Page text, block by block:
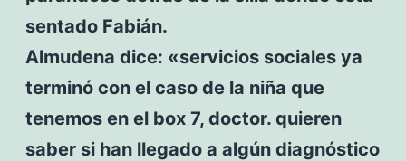
sentado Fabián.
Almudena dice: «servicios sociales ya
terminó con el caso de la niña que
tenemos en el box 7, doctor. quieren
saber si han llegado a algún diagnóstico